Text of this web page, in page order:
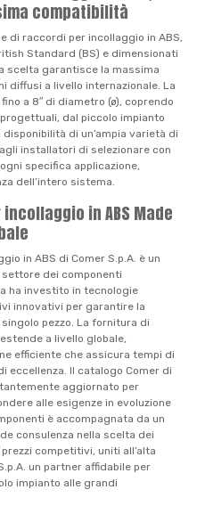
compatibilità
di raccordi per incollaggio in ABS,
Standard (BS) e dimensionati
scelta garantisce la massima
diffusi a livello internazionale. La
a 8″ di diametro (ø), coprendo
dal piccolo impianto
di un’ampia varietà di
installatori di selezionare con
specifica applicazione,
dell’intero sistema.
in ABS Made
in ABS di Comer S.p.A. è un
settore dei componenti
ha investito in tecnologie
innovativi per garantire la
pezzo. La fornitura di
a livello globale,
efficiente che assicura tempi di
eccellenza. Il catalogo Comer di
aggiornato per
alle esigenze in evoluzione
è accompagnata da un
consulenza nella scelta dei
competitivi, uniti all’alta
un partner affidabile per
impianto alle grandi